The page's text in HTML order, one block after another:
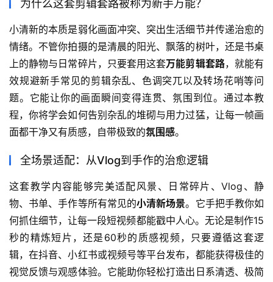
为什么这套剪辑套路被称为新手万能？
小清新的本质是弱化画面冲突、突出生活细节并传递治愈的
情绪。不管你拍摄的是清晨的阳光、飘落的树叶，还是书桌
上的静物与日常碎片，只要套用这套万能剪辑套路，就能有
效规避新手常见的剪辑杂乱、色调突兀以及转场花哨等问
题。它能让你的画面瞬间变得连贯、氛围到位。通过本教
程，你将学会如何告别杂乱的堆砌与用力过猛，让每一帧画
面都干净又有质感，自带极致的氛围感。
全场景适配：从Vlog到手作的治愈逻辑
这套教学内容能够完美适配风景、日常碎片、Vlog、静
物、书单、手作等所有常见的小清新场景。它手把手教你如
何抓住细节，让每一段短视频都能戳中人心。无论是制作15
秒的精炼短片，还是60秒的质感视频，只要遵循这套逻
辑，在抖音、小红书或视频号等平台发布，都能获得极佳的
视觉反馈与观感体验。它能助你轻松打造出日系清透、极简